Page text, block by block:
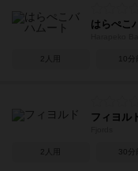
はらぺこ
2人用 10分
フィヨル
2人用 30分